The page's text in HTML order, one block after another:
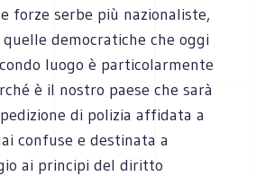
forze serbe più nazionaliste,
democratiche che oggi
luogo è particolarmente
è il nostro paese che sarà
di polizia affidata a
confuse e destinata a
ai principi del diritto